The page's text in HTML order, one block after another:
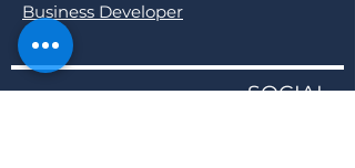
Business Developer
SOCIAL